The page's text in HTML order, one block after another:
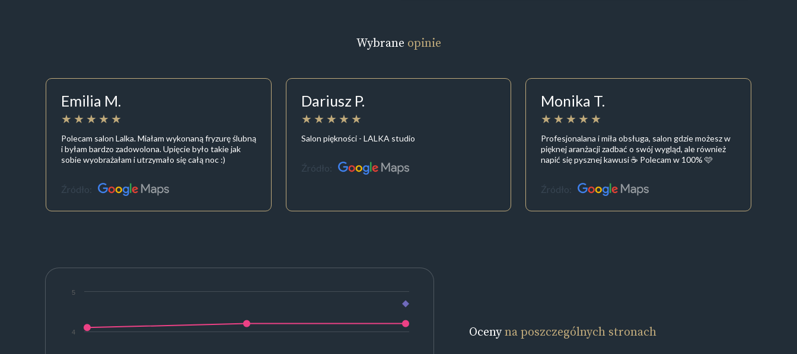
Wybrane opinie
Emilia M.
Polecam salon Lalka. Miałam wykonaną fryzurę ślubną
i byłam bardzo zadowolona. Upięcie było takie jak
sobie wyobrażałam i utrzymało się całą noc :)
Źródło:
Dariusz P.
Salon piękności - LALKA studio
Źródło:
Monika T.
Profesjonalana i miła obsługa, salon gdzie możesz w
pięknej aranżacji zadbać o swój wygląd, ale również
napić się pysznej kawusi ☕️ Polecam w 100% 🩷
Źródło:
4
5
Ocenyna poszczególnych stronach